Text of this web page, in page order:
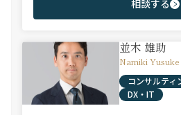
相談する
並木 雄助
Namiki Yusuke
コンサルティ
DX・IT